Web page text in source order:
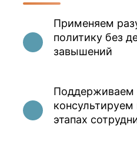
Применяем
политику без
завышений
Поддерживаем
консультируем
этапах